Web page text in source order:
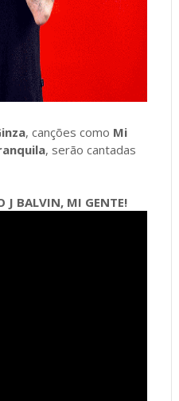
, canções como Mi
, serão cantadas
J BALVIN, MI GENTE!